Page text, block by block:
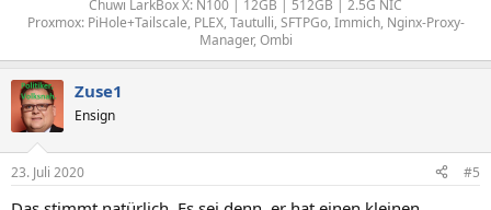
Chuwi LarkBox X: N100 | 12GB | 512GB | 2.5G NIC
Proxmox: PiHole+Tailscale, PLEX, Tautulli, SFTPGo, Immich, Nginx-Proxy-
Manager, Ombi
Zuse1
Ensign
23. Juli 2020 #5